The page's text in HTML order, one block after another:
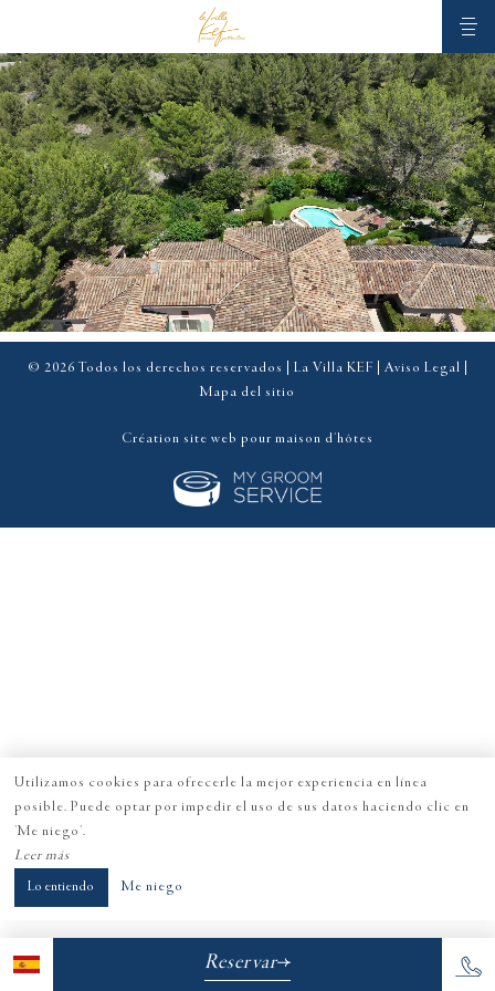
Reservar
© 2026 Todos los derechos reservados | La Villa KEF | Aviso Legal
Mapa del sitio
Création site web pour maison d'hôtes
Utilizamos cookies para ofrecerle la mejor experiencia en línea
posible. Puede optar por impedir el uso de sus datos haciendo clic en
'Me niego'.
Leer más
Lo entiendo Me niego